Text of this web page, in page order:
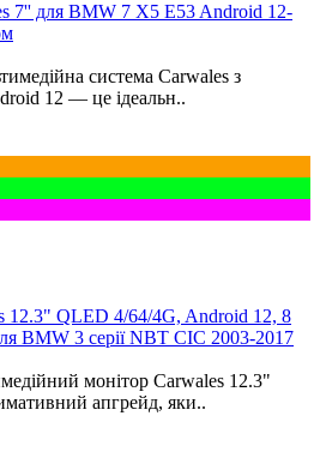
7'' для BMW 7 X5 E53 Android 12-
система Carwales з
12 — це ідеальн..
12.3" QLED 4/64/4G, Android 12, 8
BMW 3 серії NBT CIC 2003-2017
монітор Carwales 12.3"
апгрейд, яки..